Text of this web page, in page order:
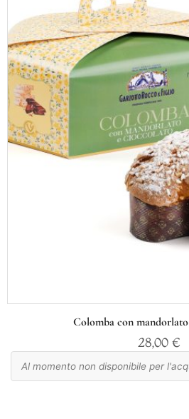
Colomba con
28,00 €
Al momento non disponibile per